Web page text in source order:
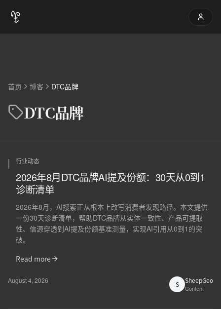
首页 博客 DTC品牌
DTC品牌
行业动态
2026年8月DTC品牌AI提及份额：30天从0到1
诊断清单
2026年8月，AI搜索正从根本上改写消费者发现路径。本文提供
一份30天诊断清单，帮助DTC品牌从实体一致性、产品可提取
性、信源穿透到AI提及份额基准测量，实现AI引用从0到1的突
破。
Read more
August 4, 2026 S SheepGeo
Content